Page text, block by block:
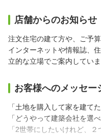
店舗からのお知らせ
注文住宅の建て方や、ご予
インターネットや情報誌、
立的な立場でご案内していま
お客様へのメッセー
「土地を購入して家を建て
「どうやって建築会社を選
「2世帯にしたいけれど、